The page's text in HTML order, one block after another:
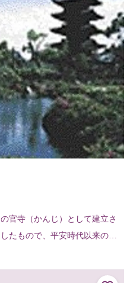
官寺（かんじ）として建立さ
たもので、平安時代以来の寺